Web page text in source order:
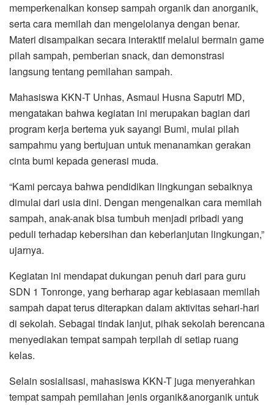
memperkenalkan konsep sampah organik dan anorganik,
serta cara memilah dan mengelolanya dengan benar.
Materi disampaikan secara interaktif melalui bermain game
pilah sampah, pemberian snack, dan demonstrasi
langsung tentang pemilahan sampah.
Mahasiswa KKN-T Unhas, Asmaul Husna Saputri MD,
mengatakan bahwa kegiatan ini merupakan bagian dari
program kerja bertema yuk sayangi Bumi, mulai pilah
sampahmu yang bertujuan untuk menanamkan gerakan
cinta bumi kepada generasi muda.
“Kami percaya bahwa pendidikan lingkungan sebaiknya
dimulai dari usia dini. Dengan mengenalkan cara memilah
sampah, anak-anak bisa tumbuh menjadi pribadi yang
peduli terhadap kebersihan dan keberlanjutan lingkungan,”
ujarnya.
Kegiatan ini mendapat dukungan penuh dari para guru
SDN 1 Tonronge, yang berharap agar kebiasaan memilah
sampah dapat terus diterapkan dalam aktivitas sehari-hari
di sekolah. Sebagai tindak lanjut, pihak sekolah berencana
menyediakan tempat sampah terpilah di setiap ruang
kelas.
Selain sosialisasi, mahasiswa KKN-T juga menyerahkan
tempat sampah pemilahan jenis organik&anorganik untuk